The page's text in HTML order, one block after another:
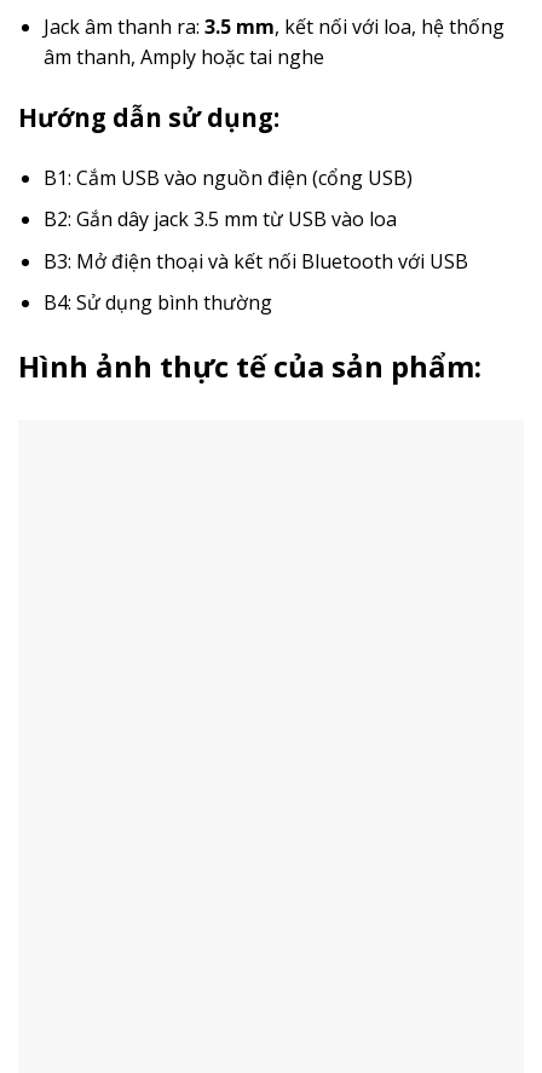
Jack âm thanh ra: 3.5 mm, kết nối với loa, hệ thống
âm thanh, Amply hoặc tai nghe
Hướng dẫn sử dụng:
B1: Cắm USB vào nguồn điện (cổng USB)
B2: Gắn dây jack 3.5 mm từ USB vào loa
B3: Mở điện thoại và kết nối Bluetooth với USB
B4: Sử dụng bình thường
Hình ảnh thực tế của sản phẩm: